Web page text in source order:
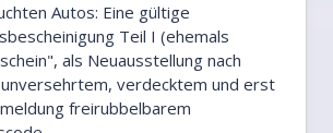
Autos: Eine gültige
Teil I (ehemals
als Neuausstellung nach
verdecktem und erst
freirubbelbarem